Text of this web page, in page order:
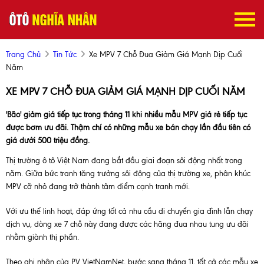
Trang Chủ Tin Tức
Xe MPV 7 Chỗ Đua Giảm Giá Mạnh Dịp Cuối
Năm
XE MPV 7 CHỖ ĐUA GIẢM GIÁ MẠNH DỊP CUỐI NĂM
'Bão' giảm giá tiếp tục trong tháng 11 khi nhiều mẫu MPV giá rẻ tiếp tục
được bơm ưu đãi. Thậm chí có những mẫu xe bán chạy lần đầu tiên có
giá dưới 500 triệu đồng.
Thị trường ô tô Việt Nam đang bắt đầu giai đoạn sôi động nhất trong
năm. Giữa bức tranh tăng trưởng sôi động của thị trường xe, phân khúc
MPV cỡ nhỏ đang trở thành tâm điểm cạnh tranh mới.
Với ưu thế linh hoạt, đáp ứng tốt cả nhu cầu di chuyển gia đình lẫn chạy
dịch vụ, dòng xe 7 chỗ này đang được các hãng đua nhau tung ưu đãi
nhằm giành thị phần.
Theo ghi nhận của PV VietNamNet, bước sang tháng 11, tất cả các mẫu xe